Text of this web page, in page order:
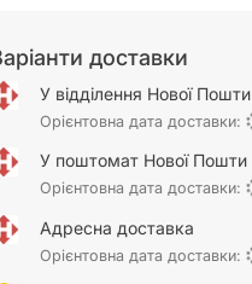
доставки
У відділення Нової Пошти
Орієнтовна дата доставки:
У поштомат Нової Пошти
Орієнтовна дата доставки:
Адресна доставка
Орієнтовна дата доставки: